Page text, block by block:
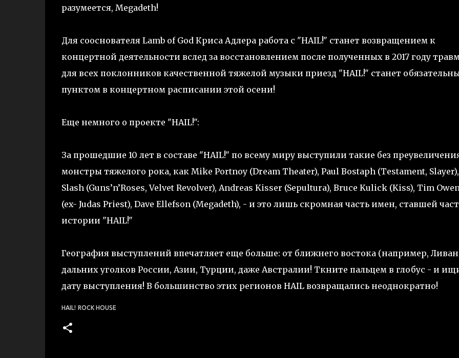
разумеется, Megadeth!
Для сооснователя Lamb of God Криса Адлера работа с "HAIL!" станет возвращением к
концертной деятельности вслед за восстановлением после полученных в 2017 году
для всех поклонников качественной тяжелой музыки приезд "HAIL!" станет
пунктом в концертном расписании этой осени!
Еще немного о проекте "HAIL!":
За прошедшие 10 лет в составе "HAIL!" по всему миру выступили такие без
монстры тяжелого рока, как Mike Portnoy (Dream Theater), Paul Bostaph (Testament, Slayer),
Slash (Guns’n’Roses, Velvet Revolver), Andreas Kisser (Sepultura), Bruce Kulick (Kiss), Tim
(ex- Judas Priest), Dave Ellefson (Megadeth), - и это лишь скромная часть имен, ставшей
истории "HAIL!"
География выступлений впечатляет еще больше: от ближнего востока (например,
дальних уголков России, Азии, Турции, даже Австралии! Ткните пальцем в глобус - и
дату выступления! В большинство этих регионов HAIL возвращались неоднократно!
HAIL! ROCK HOUSE